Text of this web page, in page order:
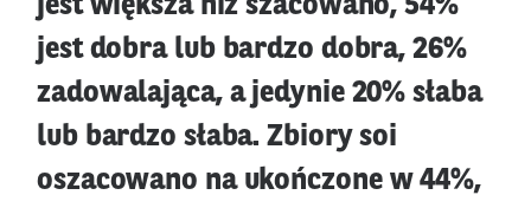
jest większa niż szacowano, 54%
jest dobra lub bardzo dobra, 26%
zadowalająca, a jedynie 20% słaba
lub bardzo słaba. Zbiory soi
oszacowano na ukończone w 44%,